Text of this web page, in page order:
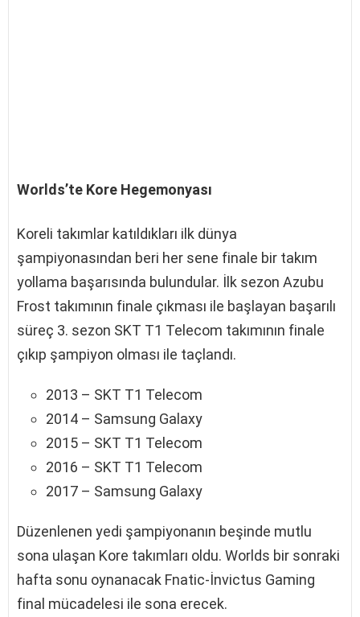
Worlds’te Kore Hegemonyası
Koreli takımlar katıldıkları ilk dünya
şampiyonasından beri her sene finale bir takım
yollama başarısında bulundular. İlk sezon Azubu
Frost takımının finale çıkması ile başlayan başarılı
süreç 3. sezon SKT T1 Telecom takımının finale
çıkıp şampiyon olması ile taçlandı.
2013 – SKT T1 Telecom
2014 – Samsung Galaxy
2015 – SKT T1 Telecom
2016 – SKT T1 Telecom
2017 – Samsung Galaxy
Düzenlenen yedi şampiyonanın beşinde mutlu
sona ulaşan Kore takımları oldu. Worlds bir sonraki
hafta sonu oynanacak Fnatic-İnvictus Gaming
final mücadelesi ile sona erecek.